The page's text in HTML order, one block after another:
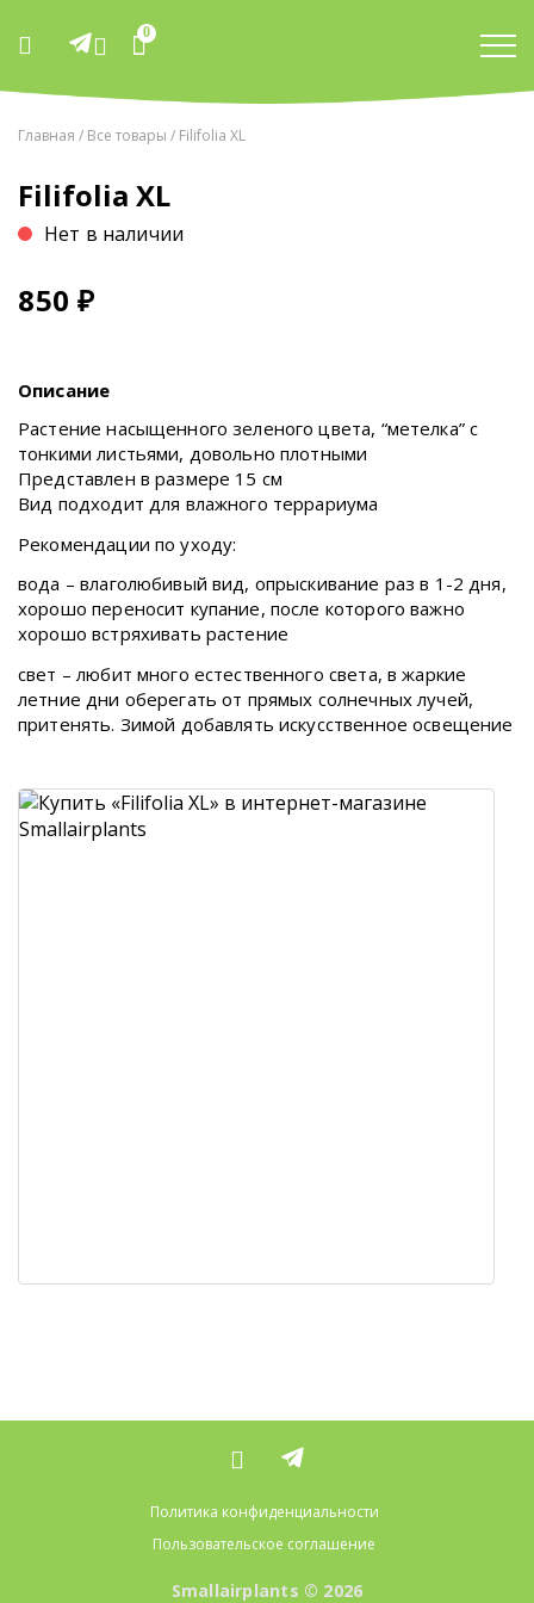
0
Главная / Все товары / Filifolia XL
Filifolia XL
Нет в наличии
850₽
Описание
Растение насыщенного зеленого цвета, “метелка” с
тонкими листьями, довольно плотными
Представлен в размере 15 см
Вид подходит для влажного террариума
Рекомендации по уходу:
вода – влаголюбивый вид, опрыскивание раз в 1-2 дня,
хорошо переносит купание, после которого важно
хорошо встряхивать растение
свет – любит много естественного света, в жаркие
летние дни оберегать от прямых солнечных лучей,
притенять. Зимой добавлять искусственное освещение
Политика конфиденциальности
Пользовательское соглашение
Smallairplants © 2026